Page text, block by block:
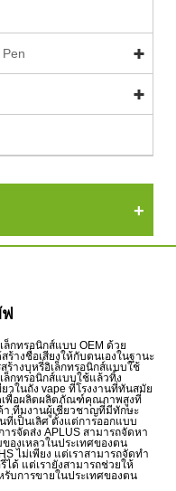
ล็กทรอนิกส์แบบ OEM ด้วย
างชื่อเสียงให้กับตนเองในฐานะ
ร้างบุหรี่อิเล็กทรอนิกส์แบบใช้
ล็กทรอนิกส์แบบใช้แล้วทิ้ง
วในถัง vape ที่โรงงานที่ทันสมัย
ดเพื่อผลิตผลิตภัณฑ์คุณภาพสูงที่
ทีมงานผู้เชี่ยวชาญที่มีทักษะ
ที่เป็นเลิศ ตั้งแต่การออกแบบ
จัดส่ง APLUS สามารถจัดหา
องเหลวในประเทศของตน
ไม่เพียง แต่เราสามารถจัดทำ
ได้ แต่เรายังสามารถช่วยให้
รับการขายในประเทศของตน